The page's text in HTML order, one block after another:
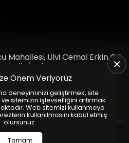
Mahallesi, Ulvi Cemal Erkin Cd.
Ankara
8888
4085
Us Yazılım
Paketleri ile Hazırlanmıştır. © 2025
Önem Veriyoruz
deneyiminizi geliştirmek, site
sitemizin işlevselliğini artırmak
Web sitemizi kullanmaya
kullanılmasını kabul etmiş
olursunuz.
Tamam